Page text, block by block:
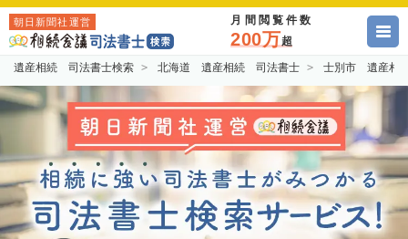
朝日新聞社運営 月間閲覧件数
200万超
遺産相続 司法書士検索 北海道 遺産相続 司法書士 士別市 遺産相